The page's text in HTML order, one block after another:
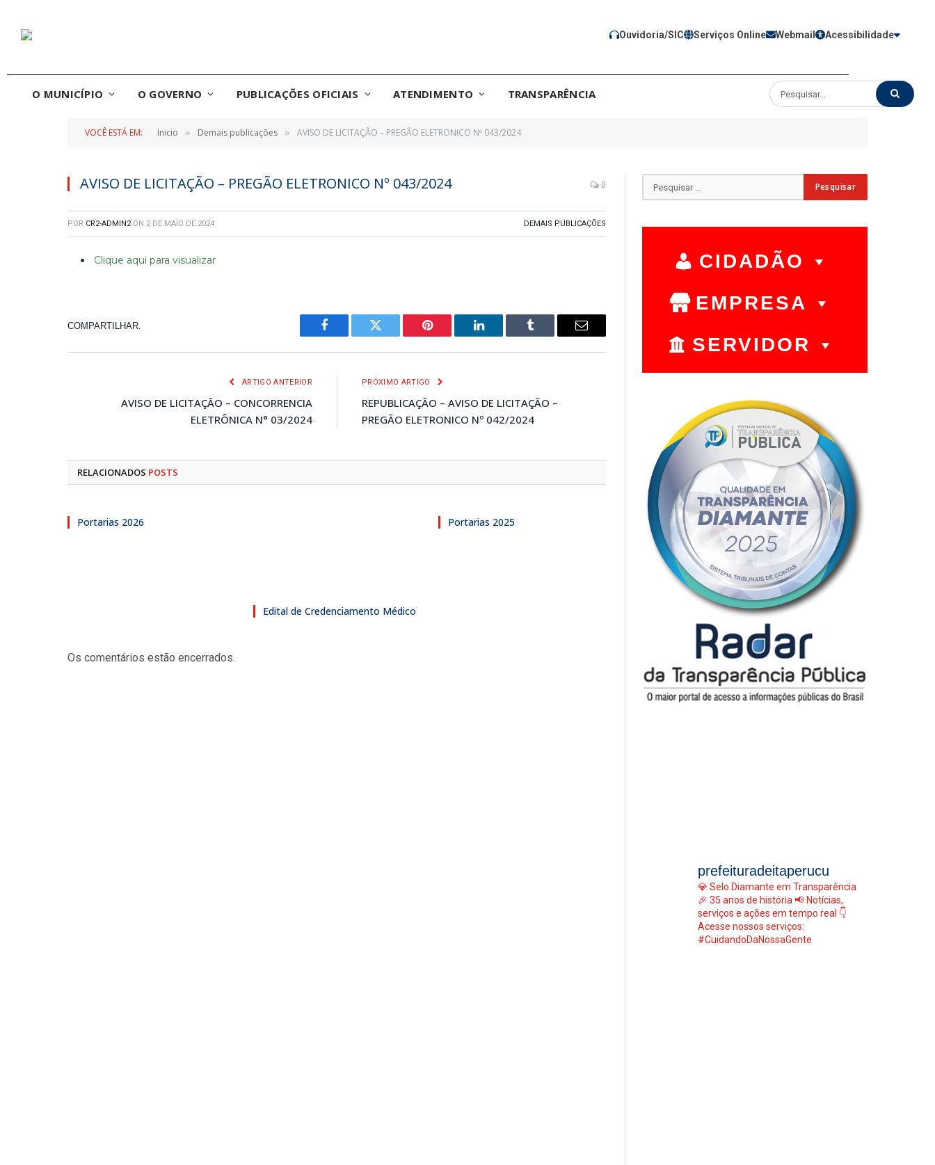
Ouvidoria/SIC Serviços Online Webmail Acessibilidade
O MUNICÍPIO O GOVERNO PUBLICAÇÕES OFICIAIS ATENDIMENTO TRANSPARÊNCIA
VOCÊ ESTÁ EM: Inicio » Demais publicações » AVISO DE LICITAÇÃO – PREGÃO ELETRONICO Nº 043/2024
AVISO DE LICITAÇÃO – PREGÃO ELETRONICO Nº 043/2024 0
POR CR2-ADMIN2 ON 2 DE MAIO DE 2024 DEMAIS PUBLICAÇÕES
Clique aqui para visualizar
COMPARTILHAR.
Facebook Twitter Pinterest LinkedIn Tumblr
E-
ARTIGO ANTERIOR
AVISO DE LICITAÇÃO – CONCORRENCIA
ELETRÔNICA N° 03/2024
PRÓXIMO ARTIGO
REPUBLICAÇÃO – AVISO DE LICITAÇÃO –
PREGÃO ELETRONICO Nº 042/2024
RELACIONADOS POSTS
Portarias 2026
Edital de Credenciamento Médico
Portarias 2025
Os comentários estão encerrados.
CIDADÃO
EMPRESA
SERVIDOR
prefeituradeitaperucu
💎 Selo Diamante em Transparência
🎉 35 anos de história 📢 Notícias,
serviços e ações em tempo real 👇
Acesse nossos serviços:
#CuidandoDaNossaGente